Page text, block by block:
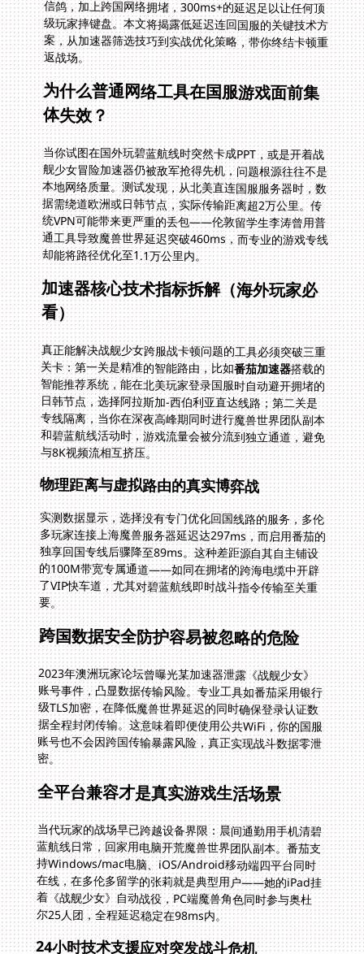
返战场。
为什么普通网络工具在国服游戏面前集
体失效？
当你试图在国外玩碧蓝航线时突然卡成PPT，或是开着战
舰少女冒险加速器仍被敌军抢得先机，问题根源往往不是
本地网络质量。测试发现，从北美直连国服服务器时，数
据需绕道欧洲或日韩节点，实际传输距离超2万公里。传
统VPN可能带来更严重的丢包——伦敦留学生李涛曾用普
通工具导致魔兽世界延迟突破460ms，而专业的游戏专线
却能将路径优化至1.1万公里内。
加速器核心技术指标拆解（海外玩家必
看）
真正能解决战舰少女跨服战卡顿问题的工具必须突破三重
关卡：第一关是精准的智能路由，比如番茄加速器搭载的
智能推荐系统，能在北美玩家登录国服时自动避开拥堵的
日韩节点，选择阿拉斯加-西伯利亚直达线路；第二关是
专线隔离，当你在深夜高峰期同时进行魔兽世界团队副本
和碧蓝航线活动时，游戏流量会被分流到独立通道，避免
与8K视频流相互挤压。
物理距离与虚拟路由的真实博弈战
实测数据显示，选择没有专门优化回国线路的服务，多伦
多玩家连接上海魔兽服务器延迟达297ms，而启用番茄的
独享回国专线后骤降至89ms。这种差距源自其自主铺设
的100M带宽专属通道——如同在拥堵的跨海电缆中开辟
了VIP快车道，尤其对碧蓝航线即时战斗指令传输至关重
要。
跨国数据安全防护容易被忽略的危险
2023年澳洲玩家论坛曾曝光某加速器泄露《战舰少女》
账号事件，凸显数据传输风险。专业工具如番茄采用银行
级TLS加密，在降低魔兽世界延迟的同时确保登录认证数
据全程封闭传输。这意味着即便使用公共WiFi，你的国服
账号也不会因跨国传输暴露风险，真正实现战斗数据零泄
密。
全平台兼容才是真实游戏生活场景
当代玩家的战场早已跨越设备界限：晨间通勤用手机清碧
蓝航线日常，回家用电脑开荒魔兽世界团队副本。番茄支
持Windows/mac电脑、iOS/Android移动端四平台同时
在线，在多伦多留学的张莉就是典型用户——她的iPad挂
着《战舰少女》自动战役，PC端魔兽角色同时参与奥杜
尔25人团，全程延迟稳定在98ms内。
24小时技术支援应对突发战斗危机